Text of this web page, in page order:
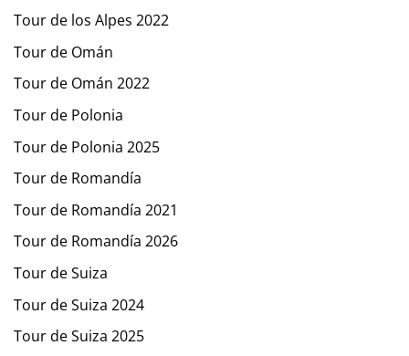
Tour de los Alpes 2022
Tour de Omán
Tour de Omán 2022
Tour de Polonia
Tour de Polonia 2025
Tour de Romandía
Tour de Romandía 2021
Tour de Romandía 2026
Tour de Suiza
Tour de Suiza 2024
Tour de Suiza 2025